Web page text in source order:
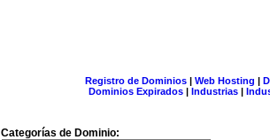
Registro de Dominios| Web Hosting |
Dominios Expirados | Industrias |
Categorías de Dominio: